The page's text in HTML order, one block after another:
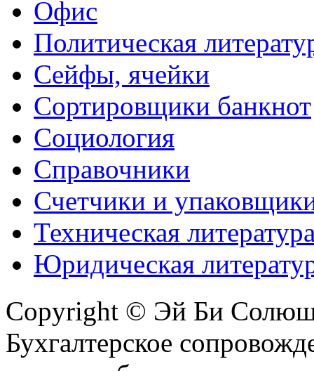
Офис
Политическая
Сейфы, ячейки
Сортировщики банкнот
Социология
Справочники
Счетчики и
Техническая
Юридическая
Copyright © Эй Би
Бухгалтерское